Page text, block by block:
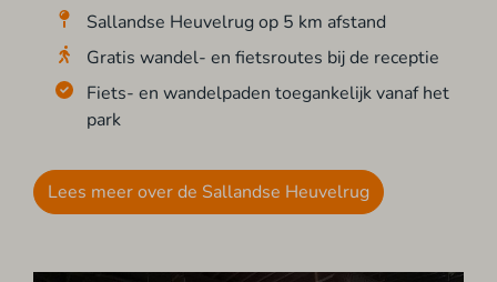
Sallandse Heuvelrug op 5 km afstand
Gratis wandel- en fietsroutes bij de receptie
Fiets- en wandelpaden toegankelijk vanaf het
park
Lees meer over de Sallandse Heuvelrug